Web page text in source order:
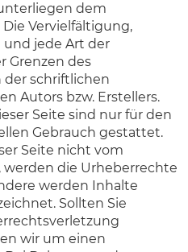
dem
Vervielfältigung,
jede Art der
Grenzen des
schriftlichen
Autors bzw. Erstellers.
Seite sind nur für den
Gebrauch gestattet.
Seite nicht vom
die Urheberrechte
werden Inhalte
Sollten Sie
wir um einen